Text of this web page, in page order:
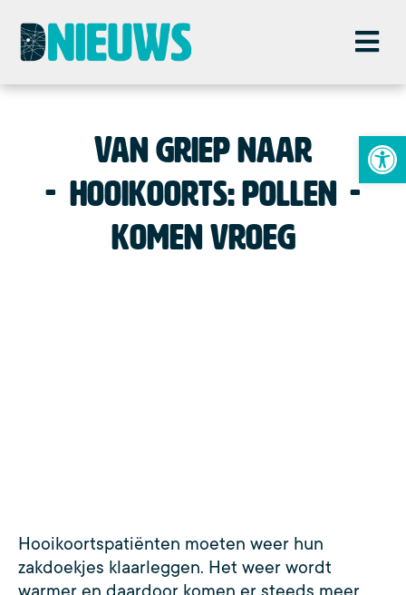
Van griep naar
hooikoorts: pollen
komen vroeg
Hooikoortspatiënten moeten weer hun
zakdoekjes klaarleggen. Het weer wordt
warmer en daardoor komen er steeds meer